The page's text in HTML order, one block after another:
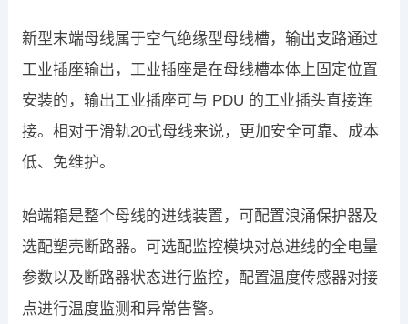
新型末端母线属于空气绝缘型母线槽，输出支路通过
工业插座输出，工业插座是在母线槽本体上固定位置
安装的，输出工业插座可与 PDU 的工业插头直接连
接。相对于滑轨20式母线来说，更加安全可靠、成本
低、免维护。
始端箱是整个母线的进线装置，可配置浪涌保护器及
选配塑壳断路器。可选配监控模块对总进线的全电量
参数以及断路器状态进行监控，配置温度传感器对接
点进行温度监测和异常告警。